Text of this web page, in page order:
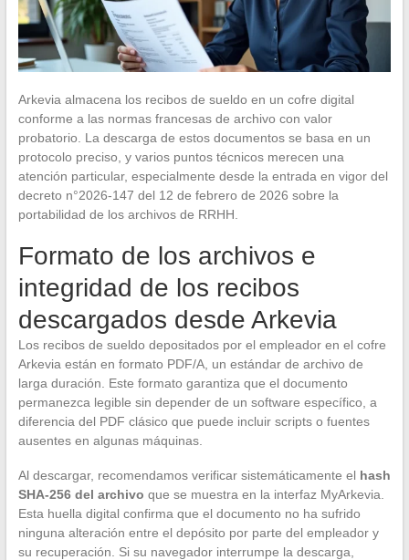
Arkevia almacena los recibos de sueldo en un cofre digital
conforme a las normas francesas de archivo con valor
probatorio. La descarga de estos documentos se basa en un
protocolo preciso, y varios puntos técnicos merecen una
atención particular, especialmente desde la entrada en vigor del
decreto n°2026-147 del 12 de febrero de 2026 sobre la
portabilidad de los archivos de RRHH.
Formato de los archivos e
integridad de los recibos
descargados desde Arkevia
Los recibos de sueldo depositados por el empleador en el cofre
Arkevia están en formato PDF/A, un estándar de archivo de
larga duración. Este formato garantiza que el documento
permanezca legible sin depender de un software específico, a
diferencia del PDF clásico que puede incluir scripts o fuentes
ausentes en algunas máquinas.
Al descargar, recomendamos verificar sistemáticamente el hash
SHA-256 del archivo que se muestra en la interfaz MyArkevia.
Esta huella digital confirma que el documento no ha sufrido
ninguna alteración entre el depósito por parte del empleador y
su recuperación. Si su navegador interrumpe la descarga,